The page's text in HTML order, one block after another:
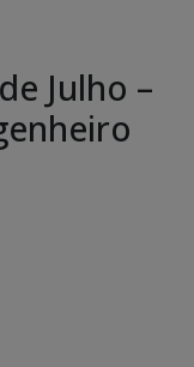
Julho –